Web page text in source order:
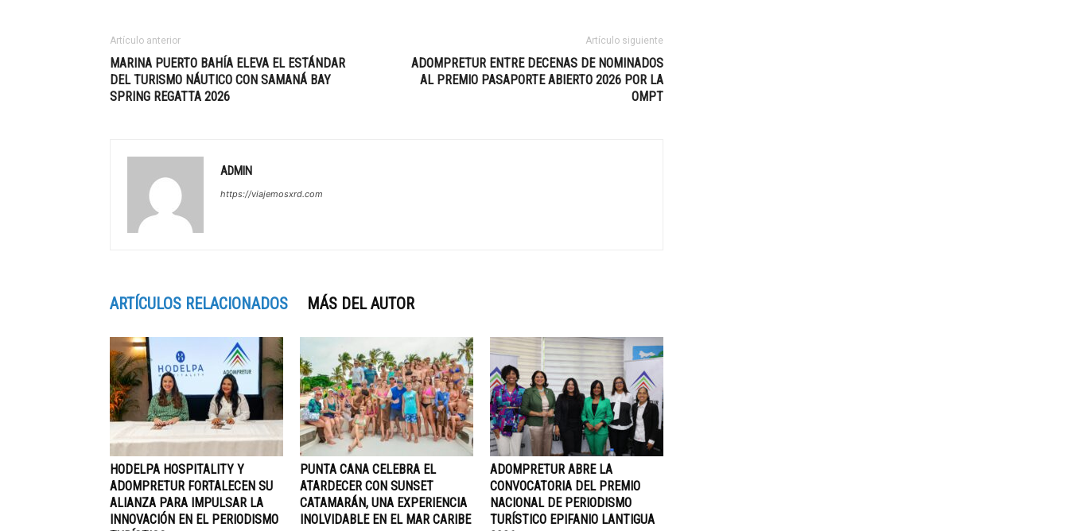
Artículo anterior
MARINA PUERTO BAHÍA ELEVA EL ESTÁNDAR
DEL TURISMO NÁUTICO CON SAMANÁ BAY
SPRING REGATTA 2026
Artículo siguiente
ADOMPRETUR ENTRE DECENAS DE NOMINADOS
AL PREMIO PASAPORTE ABIERTO 2026 POR LA
OMPT
ADMIN
https://viajemosxrd.com
ARTÍCULOS RELACIONADOS MÁS DEL AUTOR
HODELPA HOSPITALITY Y
ADOMPRETUR FORTALECEN SU
ALIANZA PARA IMPULSAR LA
INNOVACIÓN EN EL PERIODISMO
PUNTA CANA CELEBRA EL
ATARDECER CON SUNSET
CATAMARÁN, UNA EXPERIENCIA
INOLVIDABLE EN EL MAR CARIBE
ADOMPRETUR ABRE LA
CONVOCATORIA DEL PREMIO
NACIONAL DE PERIODISMO
TURÍSTICO EPIFANIO LANTIGUA